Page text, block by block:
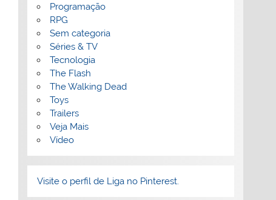
Programação
RPG
Sem categoria
Séries & TV
Tecnologia
The Flash
The Walking Dead
Toys
Trailers
Veja Mais
Vídeo
Visite o perfil de Liga no Pinterest.